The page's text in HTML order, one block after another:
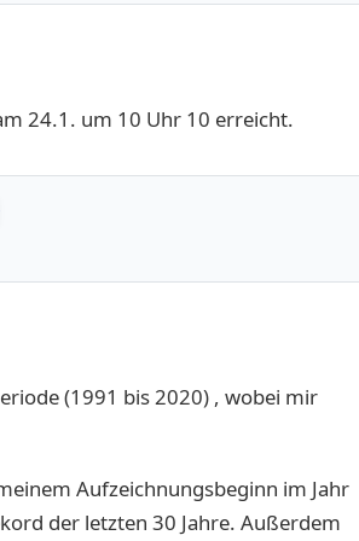
24.1. um 10 Uhr 10 erreicht.
(1991 bis 2020) , wobei mir
Aufzeichnungsbeginn im Jahr
der letzten 30 Jahre. Außerdem